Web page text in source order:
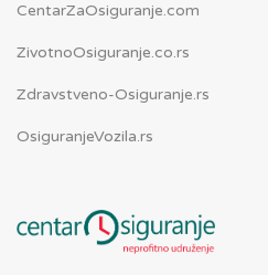
CentarZaOsiguranje.com
ZivotnoOsiguranje.co.rs
Zdravstveno-Osiguranje.rs
OsiguranjeVozila.rs